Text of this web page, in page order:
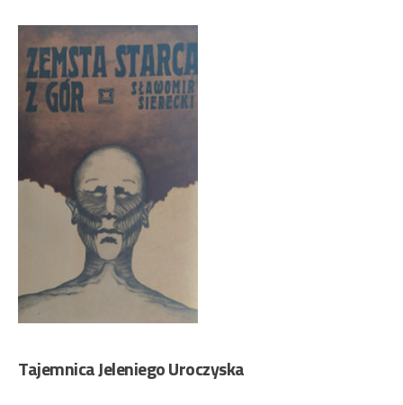
Tajemnica Jeleniego Uroczyska